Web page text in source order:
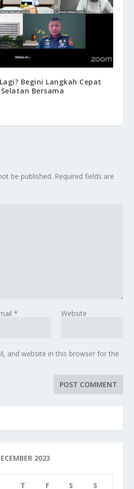
Begini Langkah Cepat
Bersama
be published. Required fields are
* Website
and website in this browser for the
2023
T F S S